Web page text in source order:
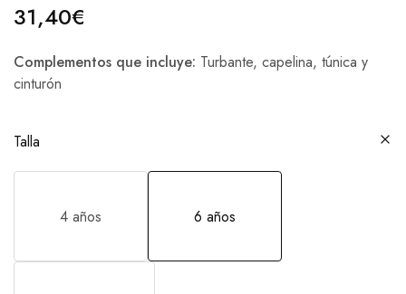
31,40€
Complementos que incluye: Turbante, capelina, túnica y
cinturón
Talla
4 años 6 años